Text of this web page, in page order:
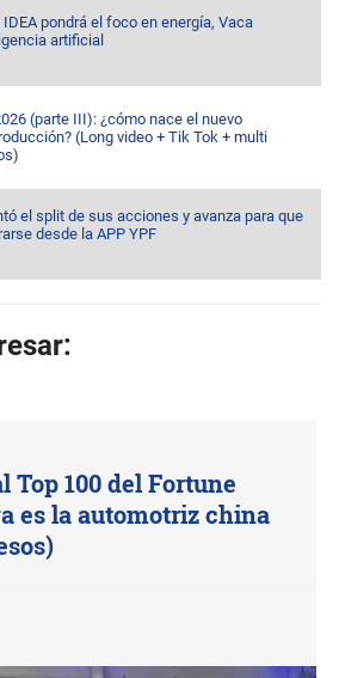
IDEA pondrá el foco en energía, Vaca
artificial
(parte III): ¿cómo nace el nuevo
(Long video + Tik Tok + multi
el split de sus acciones y avanza para que
desde la APP YPF
Top 100 del Fortune
es la automotriz china